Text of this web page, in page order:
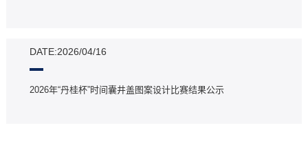
DATE:2026/04/16
2026年“丹桂杯”时间囊井盖图案设计比赛结果公示